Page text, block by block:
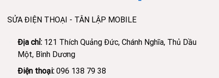
SỬA ĐIỆN THOẠI - TÂN LẬP MOBILE
Địa chỉ: 121 Thích Quảng Đức, Chánh Nghĩa, Thủ Dầu
Một, Bình Dương
Điện thoại: 096 138 79 38